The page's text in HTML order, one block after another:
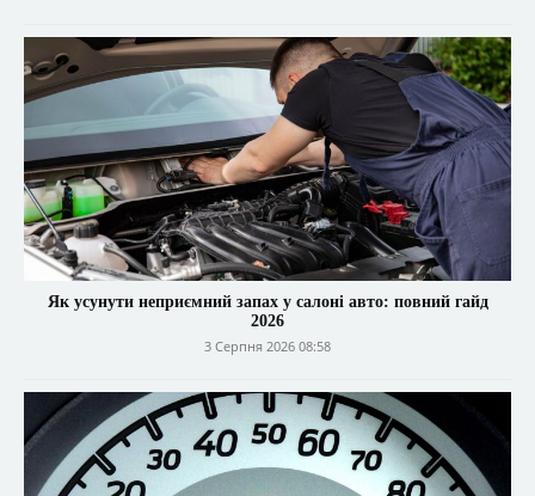
Як усунути неприємний запах у салоні авто: повний гайд
2026
3 Серпня 2026 08:58